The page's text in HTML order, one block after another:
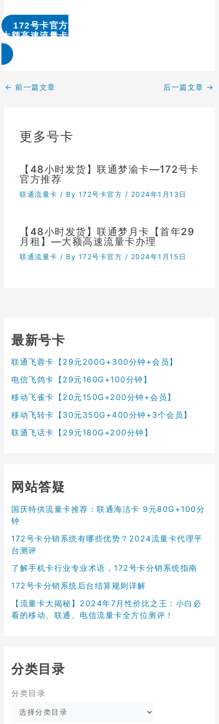
172号卡官方
大额高速流量卡办理 & 流量卡代理加盟
← 前一篇文章 后一篇文章 →
更多号卡
【48小时发货】联通梦渝卡—172号卡
官方推荐
联通流量卡 / By 172号卡官方 / 2024年1月13日
【48小时发货】联通梦月卡【首年29
月租】—大额高速流量卡办理
联通流量卡 / By 172号卡官方 / 2024年1月15日
最新号卡
联通飞蓉卡【29元200G+300分钟+会员】
电信飞鸽卡【29元160G+100分钟】
移动飞雀卡【20元150G+200分钟+会员】
移动飞转卡【30元350G+400分钟+3个会员】
联通飞话卡【29元180G+200分钟】
网站答疑
国庆特供流量卡推荐：联通海洁卡 9元80G+100分
钟
172号卡分销系统有哪些优势？2024流量卡代理平
台测评
了解手机卡行业专业术语，172号卡分销系统指南
172号卡分销系统后台结算规则详解
【流量卡大揭秘】2024年7月性价比之王：小白必
看的移动、联通、电信流量卡全方位测评！
分类目录
分类目录